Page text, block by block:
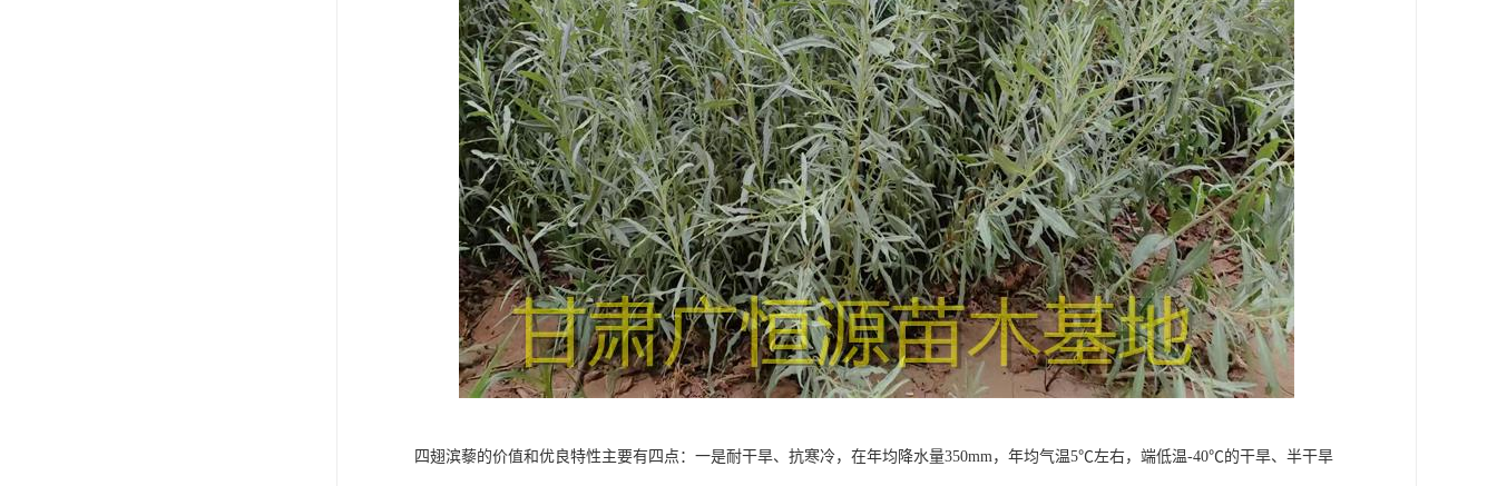
四翅滨藜的价值和优良特性主要有四点：一是耐干旱、抗寒冷，在年均降水量350mm，年均气温5℃左右，端低温-40℃的干旱、半干旱